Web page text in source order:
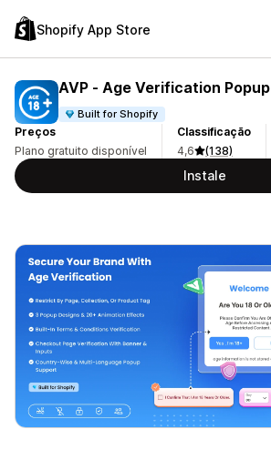
Shopify App Store
AVP ‑ Age Verification Popup
Built for Shopify
Preços
Plano gratuito disponível
Classificação
4,6
(138)
Instale